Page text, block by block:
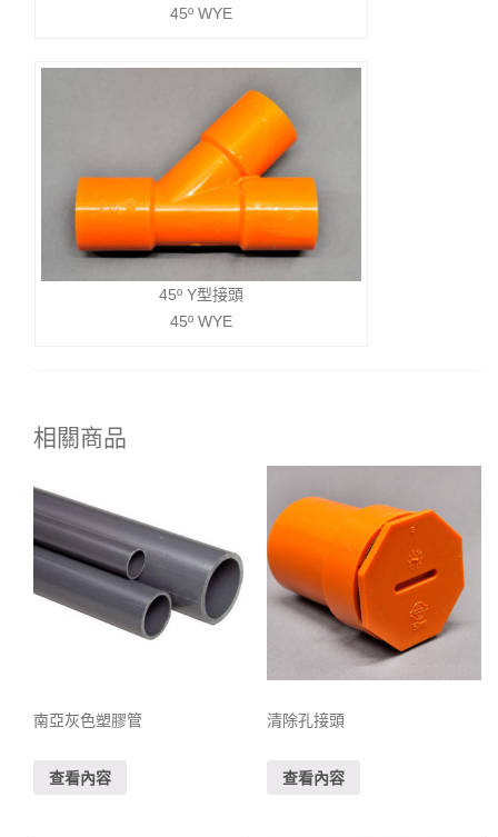
45º WYE
45º Y型接頭
45º WYE
相關商品
南亞灰色塑膠管
查看內容
清除孔接頭
查看內容